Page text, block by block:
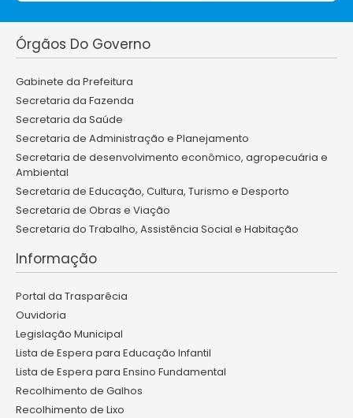
Órgãos Do Governo
Gabinete da Prefeitura
Secretaria da Fazenda
Secretaria da Saúde
Secretaria de Administração e Planejamento
Secretaria de desenvolvimento econômico, agropecuária e
Ambiental
Secretaria de Educação, Cultura, Turismo e Desporto
Secretaria de Obras e Viação
Secretaria do Trabalho, Assistência Social e Habitação
Informação
Portal da Trasparêcia
Ouvidoria
Legislação Municipal
Lista de Espera para Educação Infantil
Lista de Espera para Ensino Fundamental
Recolhimento de Galhos
Recolhimento de Lixo